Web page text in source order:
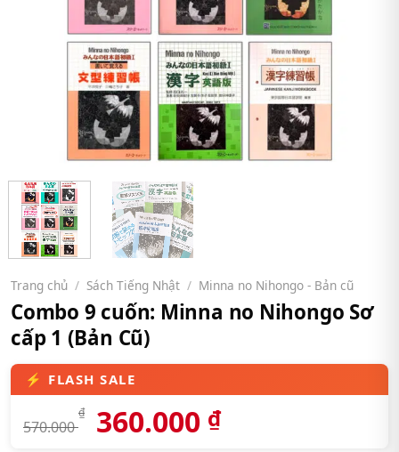
Trang chủ / Sách Tiếng Nhật / Minna no Nihongo - Bản cũ
Combo 9 cuốn: Minna no Nihongo Sơ
cấp 1 (Bản Cũ)
570.000
₫ 360.000 ₫